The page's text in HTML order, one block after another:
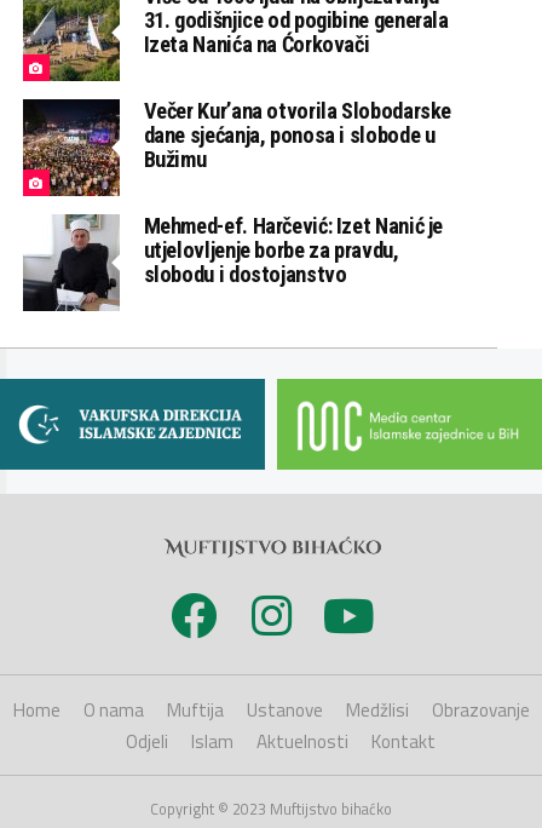
31. godišnjice od pogibine generala
Izeta Nanića na Ćorkovači
Večer Kur’ana otvorila Slobodarske
dane sjećanja, ponosa i slobode u
Bužimu
Mehmed-ef. Harčević: Izet Nanić je
utjelovljenje borbe za pravdu,
slobodu i dostojanstvo
Home O nama Muftija Ustanove Medžlisi
Obrazovanje
Odjeli
Islam Aktuelnosti Kontakt
Copyright © 2023 Muftijstvo bihaćko